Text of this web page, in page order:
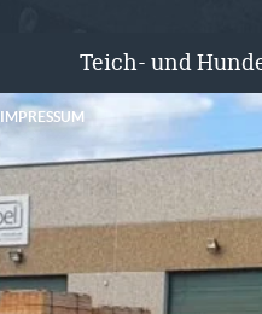
Teich- und
IMPRESSUM